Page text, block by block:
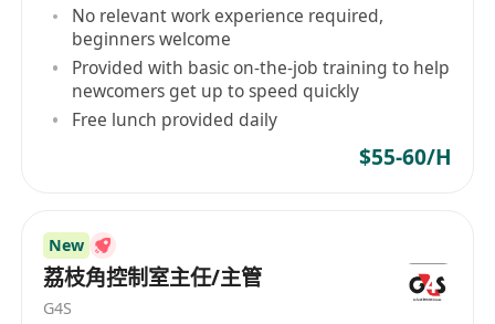
熟練操作Microsoft Office套裝軟件（特別是
Excel資料整理與Word文件編製），具基本電腦
故障判斷及列印機/投影機等設備操作能力。
具高度責任感與細心度，能獨立規劃工作優先次
具備良好粵語溝通能力，能以普通話及基礎英文
知等）。
須符合香港合法工作資格，接受持香港永久居民
身份、高才通、優才通、IANG、受養人簽證或
No relevant work experience required,
beginners welcome
Provided with basic on-the-job training to help
newcomers get up to speed quickly
Free lunch provided daily
$55-60/H
New
荔枝角控制室主任/主管
G4S